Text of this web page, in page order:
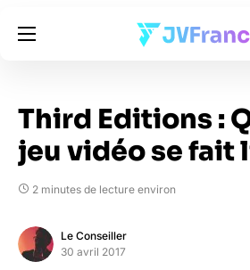
Third Editions :
jeu vidéo se fait
2 minutes de lecture environ
Le Conseiller
30 avril 2017